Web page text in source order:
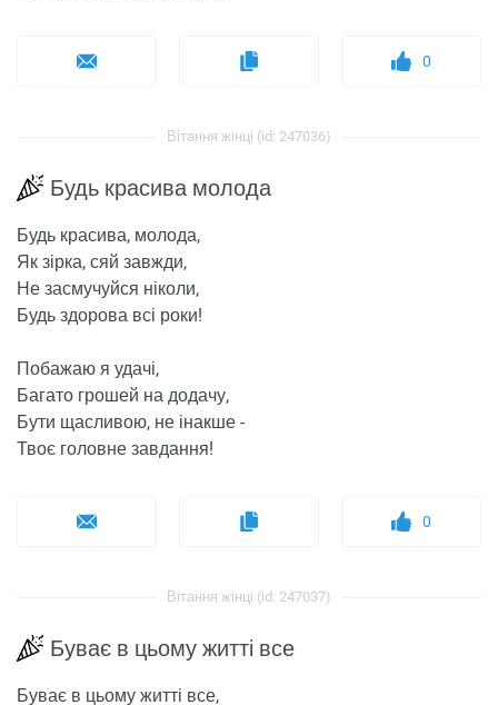
0
Вітання жінці (id: 247036)
Будь красива молода
Будь красива, молода,
Як зірка, сяй завжди,
Не засмучуйся ніколи,
Будь здорова всі роки!
Побажаю я удачі,
Багато грошей на додачу,
Бути щасливою, не інакше -
Твоє головне завдання!
0
Вітання жінці (id: 247037)
Буває в цьому житті все
Буває в цьому житті все,